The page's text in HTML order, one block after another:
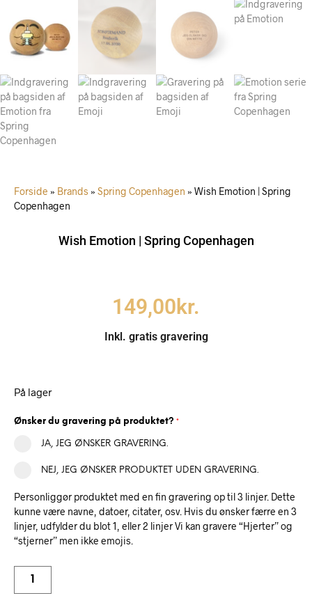
Forside » Brands » Spring Copenhagen » Wish Emotion | Spring
Copenhagen
Wish Emotion | Spring Copenhagen
149,00kr.
Inkl. gratis gravering
På lager
Ønsker du gravering på produktet? *
JA, JEG ØNSKER GRAVERING.
NEJ, JEG ØNSKER PRODUKTET UDEN GRAVERING.
Personliggør produktet med en fin gravering op til 3 linjer. Dette
kunne være navne, datoer, citater, osv. Hvis du ønsker færre en 3
linjer, udfylder du blot 1, eller 2 linjer Vi kan gravere “Hjerter” og
“stjerner” men ikke emojis.